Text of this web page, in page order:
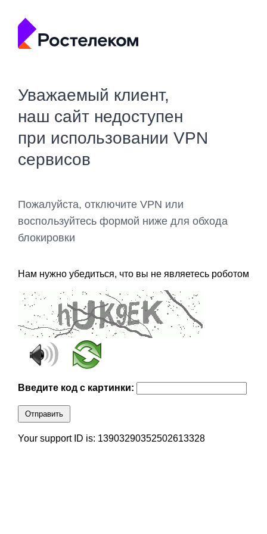
Уважаемый клиент,
наш сайт недоступен
при использовании VPN
сервисов
Пожалуйста, отключите VPN или
воспользуйтесь формой ниже для обхода
блокировки
Нам нужно убедиться, что вы не являетесь роботом
Введите код с картинки:
Отправить
Your support ID is: 13903290352502613328